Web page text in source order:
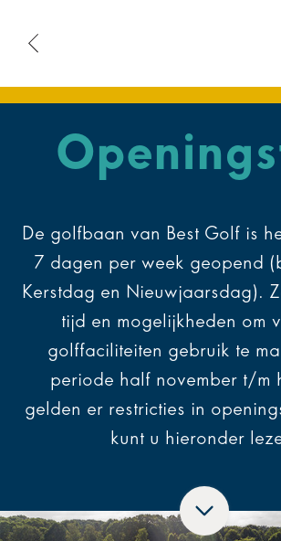
De golfbaan van Best Golf is
7 dagen per week geopend
Kerstdag en Nieuwjaarsdag).
tijd en mogelijkheden om
golffaciliteiten gebruik te
periode half november t/m
gelden er restricties in
kunt u hieronder